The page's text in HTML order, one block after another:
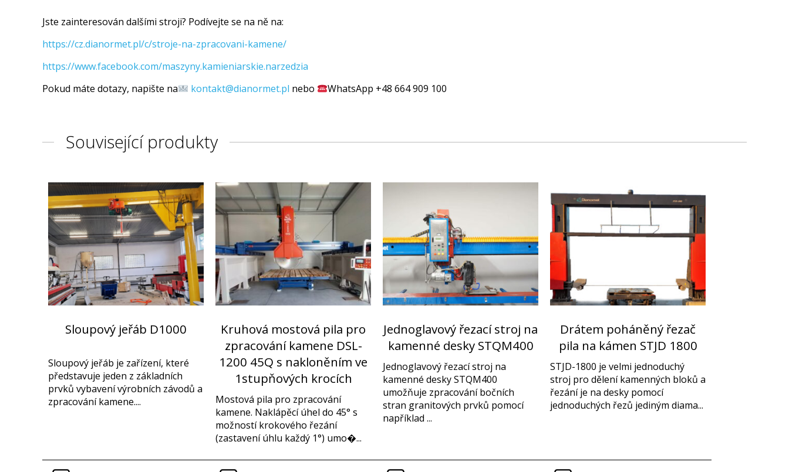
Jste zainteresován dalšími stroji? Podívejte se na ně na:
https://cz.dianormet.pl/c/stroje-na-zpracovani-kamene/
https://www.facebook.com/maszyny.kamieniarskie.narzedzia
Pokud máte dotazy, napište na
kontakt@dianormet.pl nebo WhatsApp +48 664 909 100
Související produkty
Sloupový jeřáb D1000
Sloupový jeřáb je zařízení, které
představuje jeden z základních
prvků vybavení výrobních závodů a
zpracování kamene....
Kruhová mostová pila pro
zpracování kamene DSL-
1200 45Q s nakloněním ve
1stupňových krocích
Mostová pila pro zpracování
kamene. Naklápěcí úhel do 45° s
možností krokového řezání
(zastavení úhlu každý 1°) umo�...
Jednoglavový řezací stroj na
kamenné desky STQM400
Jednoglavový řezací stroj na
kamenné desky STQM400
umožňuje zpracování bočních
stran granitových prvků pomocí
například ...
Drátem poháněný řezač
pila na kámen STJD 1800
STJD-1800 je velmi jednoduchý
stroj pro dělení kamenných bloků a
řezání je na desky pomocí
jednoduchých řezů jediným diama...